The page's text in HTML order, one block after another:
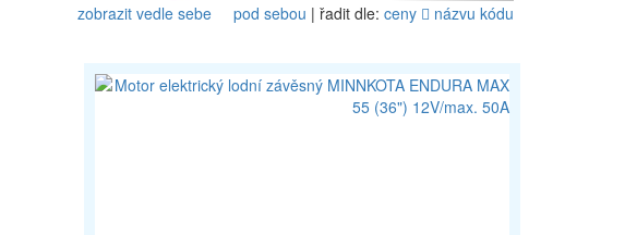
zobrazit vedle sebe pod sebou | řadit dle: ceny názvu kódu